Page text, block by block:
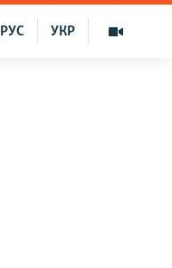
УКР
РУС